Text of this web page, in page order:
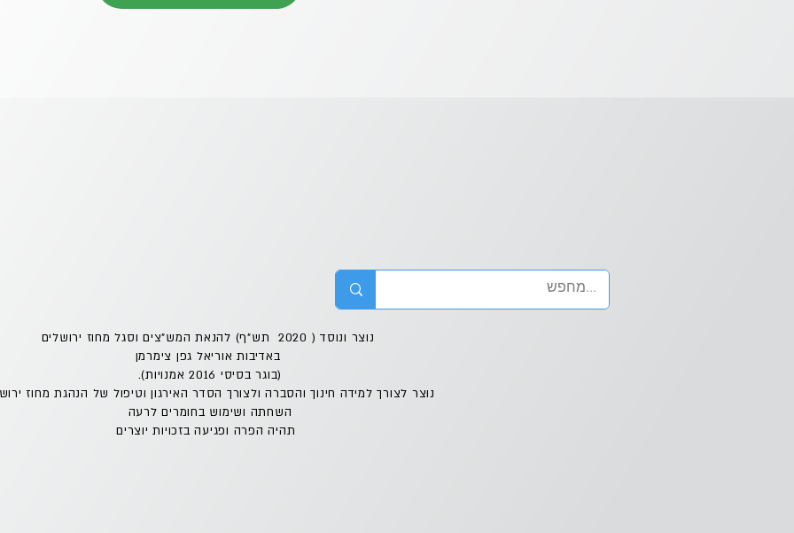
נוצר ונוסד ( 2020 תש"ף) להנאת המש"צים וסגל מחוז ירושלים
באדיבות אוריאל גפן צימרמן
(בוגר בסיסי 2016 אמנויות).
נוצר לצורך למידה חינוך והסברה ולצורך הסדר האירגון וטיפול של הנהגת מחוז
השחתה ושימוש בחומרים לרעה
תהיה הפרה ופגיעה בזכויות יוצרים